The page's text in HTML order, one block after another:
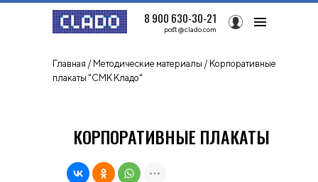
8 900 630-30-21
post@clado.com
Главная / Методические материалы / Корпоративные
плакаты "СМК Кладо"
КОРПОРАТИВНЫЕ ПЛАКАТЫ